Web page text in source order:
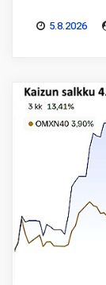
5.8.2026